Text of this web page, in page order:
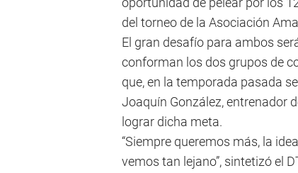
del torneo de la Asociación
El gran desafío para ambos
conforman los dos grupos de
que, en la temporada pasada
Joaquín González, entrenador
lograr dicha meta.
“Siempre queremos más, la
vemos tan lejano”, sintetizó el